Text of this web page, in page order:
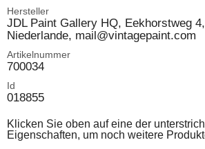
Hersteller
JDL Paint Gallery HQ, Eekhorstweg
Niederlande, mail@vintagepaint.com
Artikelnummer
700034
Id
018855
Klicken Sie oben auf eine der
Eigenschaften, um noch weitere